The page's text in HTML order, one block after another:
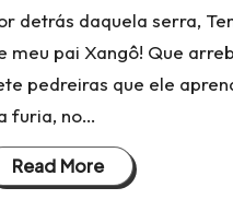
detrás daquela serra,
meu pai Xangô! Que
pedreiras que ele
furia, no…
Read More